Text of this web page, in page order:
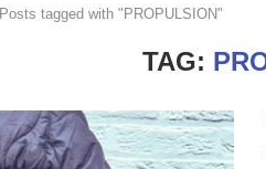
Posts tagged with "PROPULSION"
TAG: